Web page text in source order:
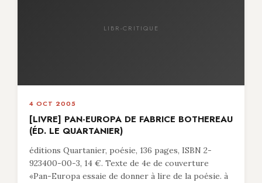
LIBR-CRITIQUE
4 OCT 2005
[LIVRE] PAN-EUROPA DE FABRICE BOTHEREAU
(ÉD. LE QUARTANIER)
éditions Quartanier, poésie, 136 pages, ISBN 2-
923400-00-3, 14 €. Texte de 4e de couverture
«Pan-Europa essaie de donner à lire de la poésie. à